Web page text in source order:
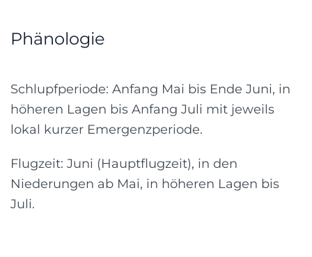
Phänologie
Schlupfperiode: Anfang Mai bis Ende Juni, in
höheren Lagen bis Anfang Juli mit jeweils
lokal kurzer Emergenzperiode.
Flugzeit: Juni (Hauptflugzeit), in den
Niederungen ab Mai, in höheren Lagen bis
Juli.